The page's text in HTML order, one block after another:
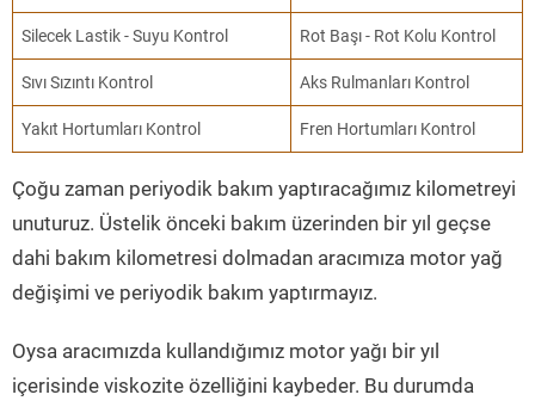
Silecek Lastik - Suyu Kontrol Rot Başı - Rot Kolu Kontrol
Sıvı Sızıntı Kontrol Aks Rulmanları Kontrol
Yakıt Hortumları Kontrol Fren Hortumları Kontrol
Çoğu zaman periyodik bakım yaptıracağımız kilometreyi
unuturuz. Üstelik önceki bakım üzerinden bir yıl geçse
dahi bakım kilometresi dolmadan aracımıza motor yağ
değişimi ve periyodik bakım yaptırmayız.
Oysa aracımızda kullandığımız motor yağı bir yıl
içerisinde viskozite özelliğini kaybeder. Bu durumda